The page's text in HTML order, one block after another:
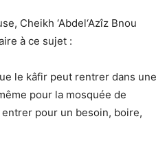
Cheikh ‘Abdel‘Azîz Bnou
à ce sujet :
le kâfir peut rentrer dans une
pour la mosquée de
pour un besoin, boire,